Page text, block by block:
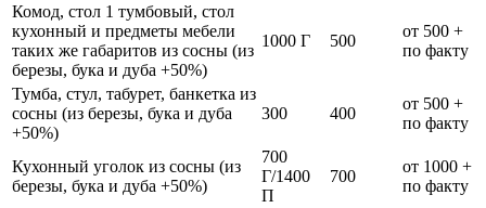
Комод, стол 1 тумбовый, стол
кухонный и предметы мебели
таких же габаритов из сосны (из
березы, бука и дуба +50%)
1000 Г 500
от 500 +
по факту
Тумба, стул, табурет, банкетка из
сосны (из березы, бука и дуба
+50%)
300 400
от 500 +
по факту
Кухонный уголок из сосны (из
березы, бука и дуба +50%)
700
Г/1400
П
700
от 1000 +
по факту